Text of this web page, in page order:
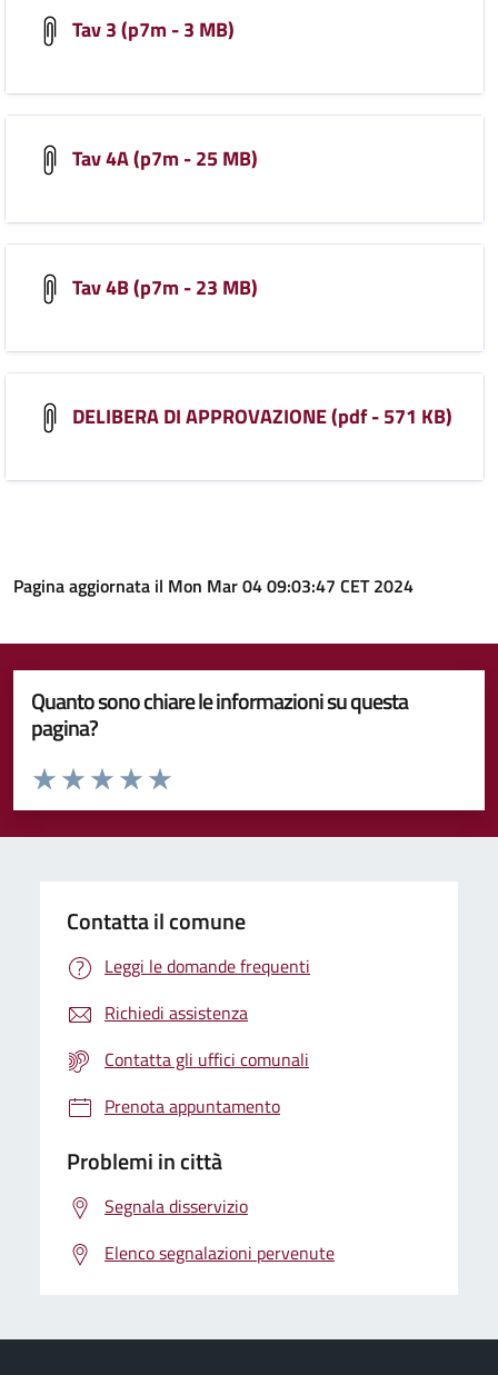
Tav 3 (p7m - 3 MB)
Tav 4A (p7m - 25 MB)
Tav 4B (p7m - 23 MB)
DELIBERA DI APPROVAZIONE (pdf - 571 KB)
Pagina aggiornata il Mon Mar 04 09:03:47 CET 2024
Quanto sono chiare le informazioni su questa
pagina?
Valuta da 1 a 5 stelle la pagina
Valuta 5 stelle su 5
Valuta 4 stelle su 5
Valuta 3 stelle su 5
Valuta 2 stelle su 5
Valuta 1 stelle su 5
Contatta il comune
Leggi le domande frequenti
Richiedi assistenza
Contatta gli uffici comunali
Prenota appuntamento
Problemi in città
Segnala disservizio
Elenco segnalazioni pervenute